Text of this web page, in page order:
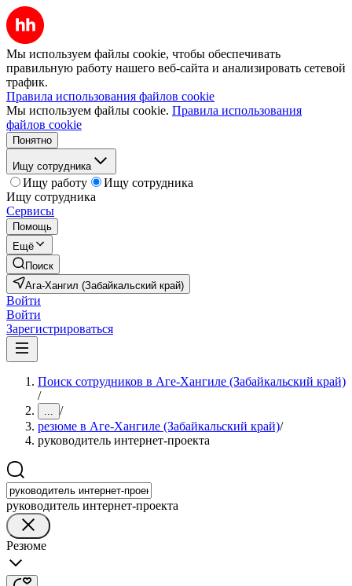
Мы используем файлы cookie, чтобы обеспечивать
правильную работу нашего веб-сайта и анализировать сетевой
трафик.
Правила использования файлов cookie
Мы используем файлы cookie. Правила использования
файлов cookie
Понятно
Ищу сотрудника
Ищу работу
Ищу сотрудника
Ищу сотрудника
Сервисы
Помощь
Ещё
Поиск
Ага-Хангил (Забайкальский край)
Войти
Войти
Зарегистрироваться
Поиск сотрудников в Аге-Хангиле (Забайкальский край)
/
... /
резюме в Аге-Хангиле (Забайкальский край)/
руководитель интернет-проекта
руководитель интернет-проекта
Резюме